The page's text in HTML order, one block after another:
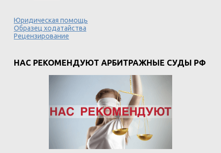
Юридическая помощь
Образец ходатайства
Рецензирование
НАС РЕКОМЕНДУЮТ АРБИТРАЖНЫЕ СУДЫ РФ